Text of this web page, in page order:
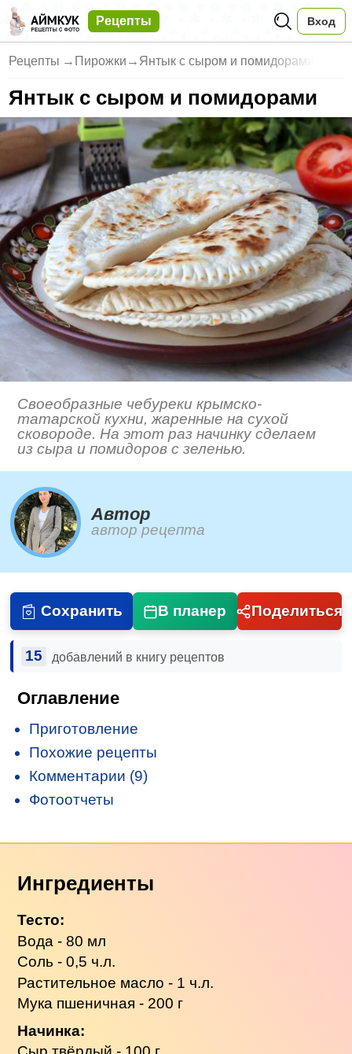
Рецепты Вход
Рецепты → Пирожки → Янтык с сыром и помидорами
Янтык с сыром и помидорами
Своеобразные чебуреки крымско-
татарской кухни, жаренные на сухой
сковороде. На этот раз начинку сделаем
из сыра и помидоров с зеленью.
Автор
автор рецепта
Сохранить В планер Поделиться
15 добавлений в книгу рецептов
Оглавление
Приготовление
Похожие рецепты
Комментарии (9)
Фотоотчеты
Ингредиенты
Тесто:
Вода - 80 мл
Соль - 0,5 ч.л.
Растительное масло - 1 ч.л.
Мука пшеничная - 200 г
Начинка: